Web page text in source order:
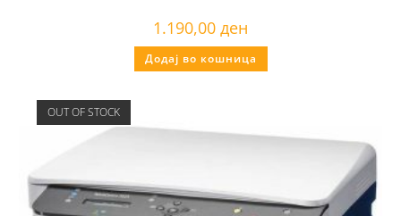
1.190,00 ден
Додај во кошница
OUT OF STOCK